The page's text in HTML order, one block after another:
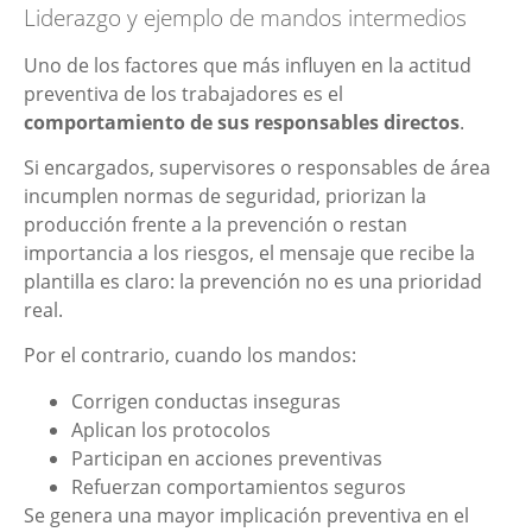
Liderazgo y ejemplo de mandos intermedios
Uno de los factores que más influyen en la actitud
preventiva de los trabajadores es el
comportamiento de sus responsables directos.
Si encargados, supervisores o responsables de área
incumplen normas de seguridad, priorizan la
producción frente a la prevención o restan
importancia a los riesgos, el mensaje que recibe la
plantilla es claro: la prevención no es una prioridad
real.
Por el contrario, cuando los mandos:
Corrigen conductas inseguras
Aplican los protocolos
Participan en acciones preventivas
Refuerzan comportamientos seguros
Se genera una mayor implicación preventiva en el